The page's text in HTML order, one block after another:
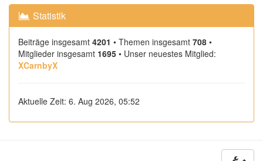
Statistik
Beiträge insgesamt 4201 • Themen insgesamt 708 •
Mitglieder insgesamt 1695 • Unser neuestes Mitglied:
XCarnbyX
Aktuelle Zeit: 6. Aug 2026, 05:52